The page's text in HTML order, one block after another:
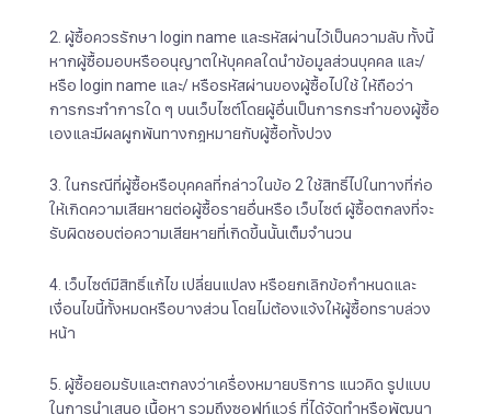
2. ผู้ซื้อควรรักษา login name และรหัสผ่านไว้เป็นความลับ ทั้งนี้
หากผู้ซื้อมอบหรืออนุญาตให้บุคคลใดนำข้อมูลส่วนบุคคล และ/
หรือ login name และ/ หรือรหัสผ่านของผู้ซื้อไปใช้ ให้ถือว่า
การกระทำการใด ๆ บนเว็บไซต์โดยผู้อื่นเป็นการกระทำของผู้ซื้อ
เองและมีผลผูกพันทางกฎหมายกับผู้ซื้อทั้งปวง
3. ในกรณีที่ผู้ซื้อหรือบุคคลที่กล่าวในข้อ 2 ใช้สิทธิ์ไปในทางที่ก่อ
ให้เกิดความเสียหายต่อผู้ซื้อรายอื่นหรือ เว็บไซต์ ผู้ซื้อตกลงที่จะ
รับผิดชอบต่อความเสียหายที่เกิดขึ้นนั้นเต็มจำนวน
4. เว็บไซต์มีสิทธิ์แก้ไข เปลี่ยนแปลง หรือยกเลิกข้อกำหนดและ
เงื่อนไขนี้ทั้งหมดหรือบางส่วน โดยไม่ต้องแจ้งให้ผู้ซื้อทราบล่วง
หน้า
5. ผู้ซื้อยอมรับและตกลงว่าเครื่องหมายบริการ แนวคิด รูปแบบ
ในการนำเสนอ เนื้อหา รวมถึงซอฟท์แวร์ ที่ได้จัดทำหรือพัฒนา